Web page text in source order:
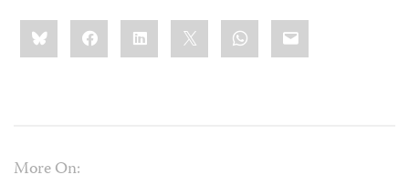
Share
this:BlueskyFacebookLinkedIn WhatsApp
Email
More On: